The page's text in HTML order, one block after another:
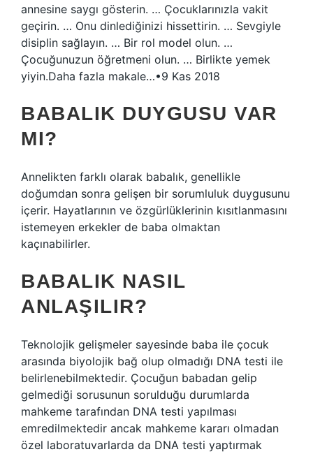
annesine saygı gösterin. … Çocuklarınızla vakit
geçirin. … Onu dinlediğinizi hissettirin. … Sevgiyle
disiplin sağlayın. … Bir rol model olun. …
Çocuğunuzun öğretmeni olun. … Birlikte yemek
yiyin.Daha fazla makale…•9 Kas 2018
BABALIK DUYGUSU VAR
MI?
Annelikten farklı olarak babalık, genellikle
doğumdan sonra gelişen bir sorumluluk duygusunu
içerir. Hayatlarının ve özgürlüklerinin kısıtlanmasını
istemeyen erkekler de baba olmaktan
kaçınabilirler.
BABALIK NASIL
ANLAŞILIR?
Teknolojik gelişmeler sayesinde baba ile çocuk
arasında biyolojik bağ olup olmadığı DNA testi ile
belirlenebilmektedir. Çocuğun babadan gelip
gelmediği sorusunun sorulduğu durumlarda
mahkeme tarafından DNA testi yapılması
emredilmektedir ancak mahkeme kararı olmadan
özel laboratuvarlarda da DNA testi yaptırmak